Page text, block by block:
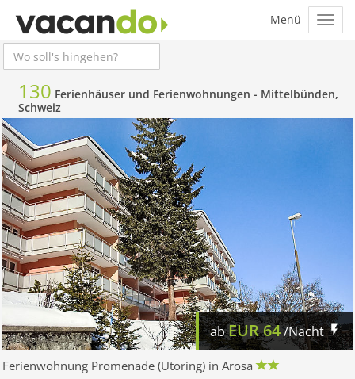
130 Ferienhäuser und Ferienwohnungen - Mittelbünden,
Schweiz
abEUR64/Nacht
Ferienwohnung Promenade (Utoring) in Arosa